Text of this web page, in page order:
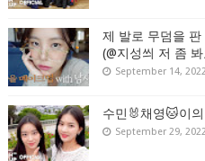
제 발로 무덤을 판
(@지성씌 저 좀
September 14, 2022
수민🐰채영🐱이
September 29, 2022